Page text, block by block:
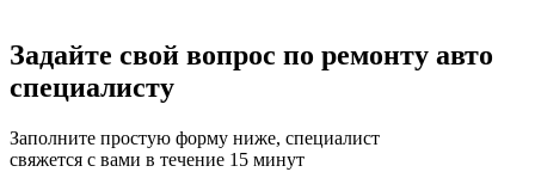
Задайте свой вопрос по ремонту авто
специалисту
Заполните простую форму ниже, специалист
свяжется с вами в течение 15 минут